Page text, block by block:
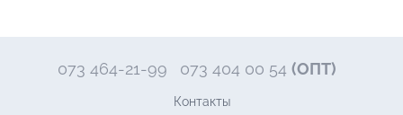
073 464-21-99 073 404 00 54 (ОПТ)
Контакты